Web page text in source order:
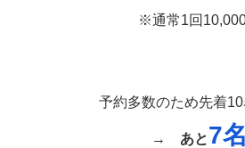
※通常1回
予約多数のため先着
→ あと7名